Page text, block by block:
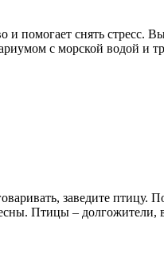
помогает снять стресс.
с морской водой и
заведите
Птицы – долгожители,